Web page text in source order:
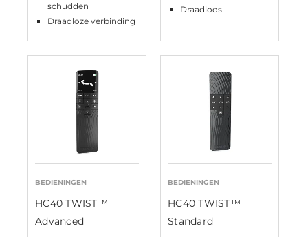
schudden
Draadloze verbinding
Draadloos
BEDIENINGEN
HC40 TWIST™
Advanced
BEDIENINGEN
HC40 TWIST™
Standard